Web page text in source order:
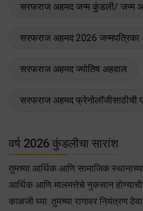
सरफराज अहमद जन्म कुंडली/
सरफराज अहमद 2026 जन्मपत्रिका
सरफराज अहमद ज्योतिष अहवाल
सरफराज अहमद फ्रेनोलॉजीसाठीची
वर्ष 2026 कुंडलीचा सारांश
तुमच्या आर्थिक आणि सामाजिक
आर्थिक आणि मालमत्तेचे नुकसान
काळजी घ्या. तुमच्या रागावर नियंत्रण